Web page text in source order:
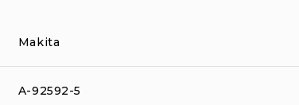
Makita
A-92592-5